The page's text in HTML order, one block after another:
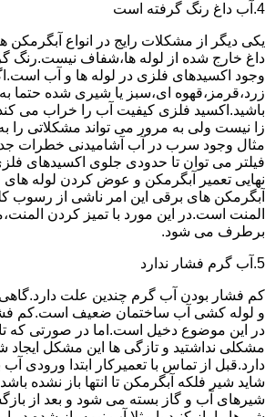
4.آب داغ رنگ گرفته است
یکی دیگر از مشکلات رایج در انواع
داغ خارج شده از لوله ها،شفاف نیست.رنگ
وجود اکسیدهای فلزی در لوله ها و آب
زرد،قرمز،قهوه ای،سبز یا شیری شده حتما
باشید.اکسید فلزی کیفیت آب را خراب می
زا نیست ولی به مرور می تواند مشکلاتی را
مثال وجود سرب در آب آشامیدنی خطرات
فیلتر می توان تا حدودی جلوی اکسیدهای
نهایی تعمیر آبگرمکن و عوض کردن لوله
آبگرمکن های برقی این امر ناشی از رسوب
المنت است.در این مورد با تمیز کردن
برطرف می شود.
5.آب گرم فشار ندارد
کم فشار بودن آب گرم چندین علت
و لوله کشی آب ساختمان ضعیف است.کم
در این موضوع دخیل است.اما در صورتی که
مشکلی نداشتید و تازگی ها این مشکل ایجاد
دارد.قبل از تماس با تعمیرکار ابتدا ورودی آب
شاید شیر فلکه آبگرمکن تا انتها باز نشده
شیرهای آب و گاز بسته می شود و بعد از